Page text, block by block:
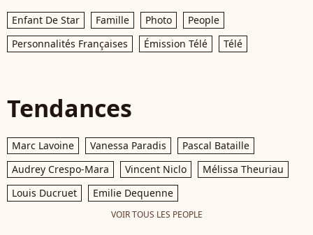
Enfant De Star Famille Photo
People
Personnalités Françaises
Émission Télé Télé
Tendances
Marc Lavoine Vanessa Paradis
Pascal Bataille
Audrey Crespo-Mara
Vincent Niclo
Mélissa Theuriau
Louis Ducruet
Emilie Dequenne
VOIR TOUS LES PEOPLE